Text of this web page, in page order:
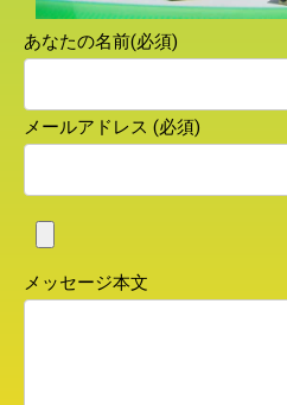
あなたの名前(必須)
メールアドレス (必須)
メッセージ本文